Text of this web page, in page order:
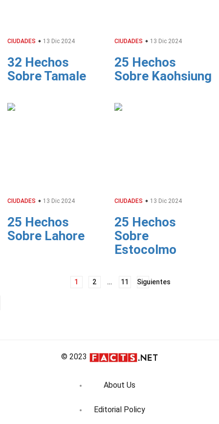
CIUDADES 13 Dic 2024
32 Hechos
Sobre Tamale
CIUDADES 13 Dic 2024
25 Hechos
Sobre Kaohsiung
CIUDADES 13 Dic 2024
25 Hechos
Sobre Lahore
CIUDADES 13 Dic 2024
25 Hechos
Sobre
Estocolmo
1 2 … 11 Siguientes
© 2023
About Us
Editorial Policy